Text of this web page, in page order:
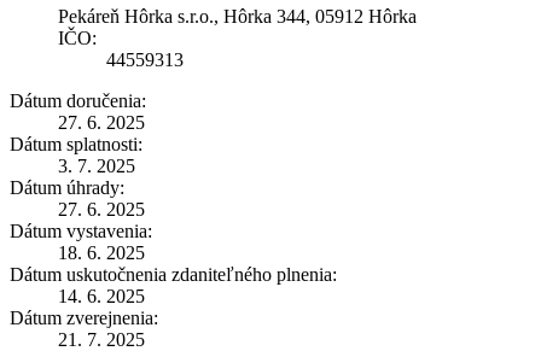
Pekáreň Hôrka s.r.o., Hôrka 344, 05912 Hôrka
IČO:
44559313
Dátum doručenia:
27. 6. 2025
Dátum splatnosti:
3. 7. 2025
Dátum úhrady:
27. 6. 2025
Dátum vystavenia:
18. 6. 2025
Dátum uskutočnenia zdaniteľného plnenia:
14. 6. 2025
Dátum zverejnenia:
21. 7. 2025